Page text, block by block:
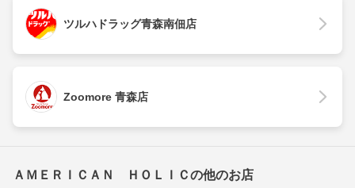
ツルハドラッグ青森南佃店
Zoomore 青森店
ＡＭＥＲＩＣＡＮ ＨＯＬＩＣの他のお店